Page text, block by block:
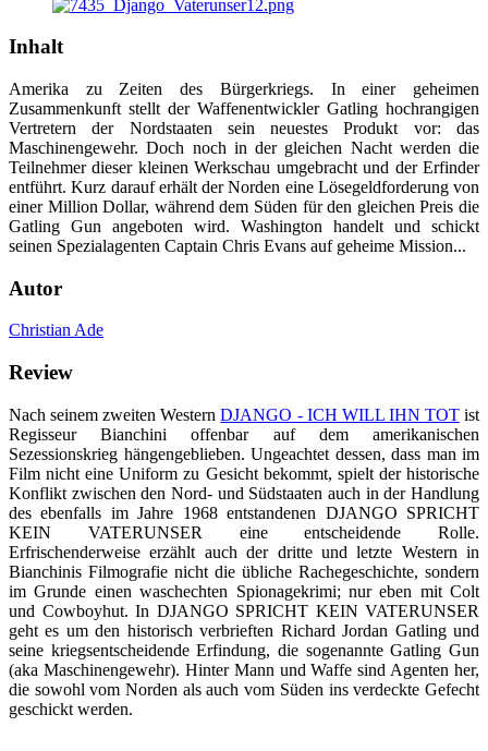
Inhalt
Amerika zu Zeiten des Bürgerkriegs. In einer geheimen
Zusammenkunft stellt der Waffenentwickler Gatling hochrangigen
Vertretern der Nordstaaten sein neuestes Produkt vor: das
Maschinengewehr. Doch noch in der gleichen Nacht werden die
Teilnehmer dieser kleinen Werkschau umgebracht und der Erfinder
entführt. Kurz darauf erhält der Norden eine Lösegeldforderung von
einer Million Dollar, während dem Süden für den gleichen Preis die
Gatling Gun angeboten wird. Washington handelt und schickt
seinen Spezialagenten Captain Chris Evans auf geheime Mission...
Autor
Christian Ade
Review
Nach seinem zweiten WesternDJANGO - ICH WILL IHN TOTist
Regisseur Bianchini offenbar auf dem amerikanischen
Sezessionskrieg hängengeblieben. Ungeachtet dessen, dass man im
Film nicht eine Uniform zu Gesicht bekommt, spielt der historische
Konflikt zwischen den Nord- und Südstaaten auch in der Handlung
des ebenfalls im Jahre 1968 entstandenen DJANGO SPRICHT
KEIN VATERUNSER eine entscheidende Rolle.
Erfrischenderweise erzählt auch der dritte und letzte Western in
Bianchinis Filmografie nicht die übliche Rachegeschichte, sondern
im Grunde einen waschechten Spionagekrimi; nur eben mit Colt
und Cowboyhut. In DJANGO SPRICHT KEIN VATERUNSER
geht es um den historisch verbrieften Richard Jordan Gatling und
seine kriegsentscheidende Erfindung, die sogenannte Gatling Gun
(aka Maschinengewehr). Hinter Mann und Waffe sind Agenten her,
die sowohl vom Norden als auch vom Süden ins verdeckte Gefecht
geschickt werden.